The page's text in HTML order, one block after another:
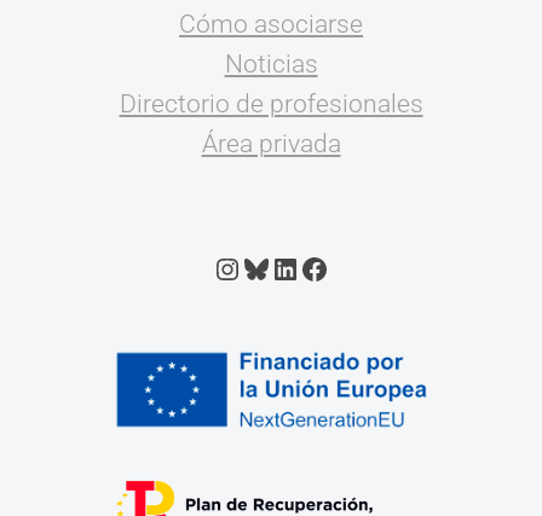
Cómo asociarse
Noticias
Directorio de profesionales
Área privada
Instagram
Bluesky
LinkedIn
Facebook